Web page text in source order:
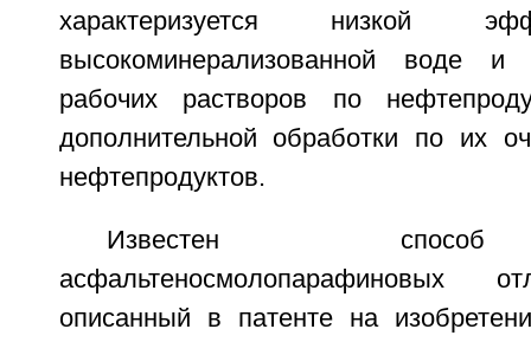
характеризуется низкой
высокоминерализованной воде и
рабочих растворов по
дополнительной обработки по их
нефтепродуктов.
Известен
асфальтеносмолопарафиновых
описанный в патенте на